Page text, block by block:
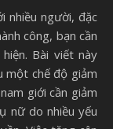
công, bạn cần
Bài viết này
một chế độ giảm
giới cần giảm
nữ do nhiều yếu